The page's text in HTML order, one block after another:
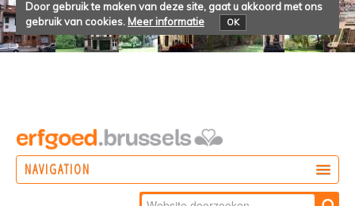
Door gebruik te maken van deze site, gaat u akkoord met ons
gebruik van cookies. Meer informatie OK
NAVIGATION
Zoek